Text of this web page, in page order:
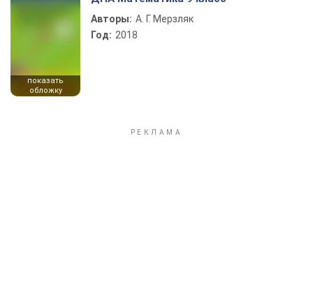
показать
обложку
Авторы: А. Г. Мерзляк
Год: 2018